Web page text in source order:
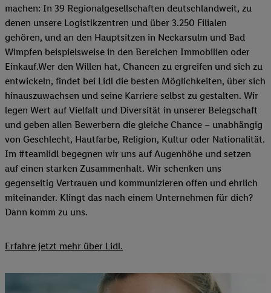
machen: In 39 Regionalgesellschaften deutschlandweit, zu
denen unsere Logistikzentren und über 3.250 Filialen
gehören, und an den Hauptsitzen in Neckarsulm und Bad
Wimpfen beispielsweise in den Bereichen Immobilien oder
Einkauf.Wer den Willen hat, Chancen zu ergreifen und sich zu
entwickeln, findet bei Lidl die besten Möglichkeiten, über sich
hinauszuwachsen und seine Karriere selbst zu gestalten. Wir
legen Wert auf Vielfalt und Diversität in unserer Belegschaft
und geben allen Bewerbern die gleiche Chance – unabhängig
von Geschlecht, Hautfarbe, Religion, Kultur oder Nationalität.
Im #teamlidl begegnen wir uns auf Augenhöhe und setzen
auf einen starken Zusammenhalt. Wir schenken uns
gegenseitig Vertrauen und kommunizieren offen und ehrlich
miteinander. Klingt das nach einem Unternehmen für dich?
Dann komm zu uns.​
Erfahre jetzt mehr über Lidl.